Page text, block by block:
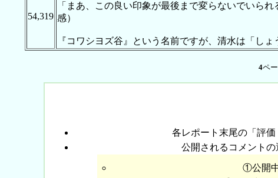
54,319
「まあ、この良い印象が最後まで変らないでいら
感）
『コワシヨズ谷』という名前ですが、清水は「し
4ペ
各レポート末尾の「評
公開されるコメント
①公開